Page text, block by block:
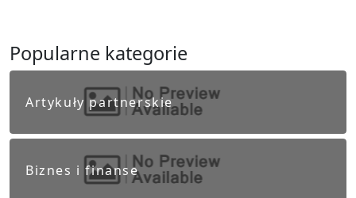
Popularne kategorie
Artykuły partnerskie
Biznes i finanse